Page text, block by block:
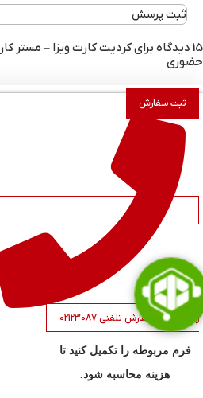
ثبت سفارش
راهنمایی و سفارش تلفنی 02123087
فرم مربوطه را تکمیل کنید تا
هزینه محاسبه شود.
ثبت پرسش
15 دیدگاه برای
کردیت کارت ویزا – مستر
حضوری
نمره از 5
سعید حسینی –
فوق العاده است
من نماندم و شرکت برام فرستاد
نمره5از 5
سارا–مهر 4, 1402
سلام ، خسته نباشید در طول یک ماه سقف
چقدر هست؟